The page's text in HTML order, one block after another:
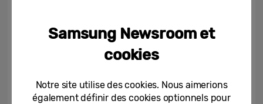
avec la Galaxy Tab S10 Ultra
Samsung Newsroom et
cookies
Notre site utilise des cookies. Nous aimerions
également définir des cookies optionnels pour